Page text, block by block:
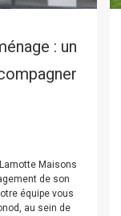
: un
Maisons
de son
équipe vous
au sein de